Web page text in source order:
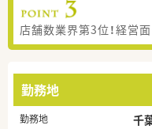
店舗数業界第3位！経営
勤務地
勤務地 千